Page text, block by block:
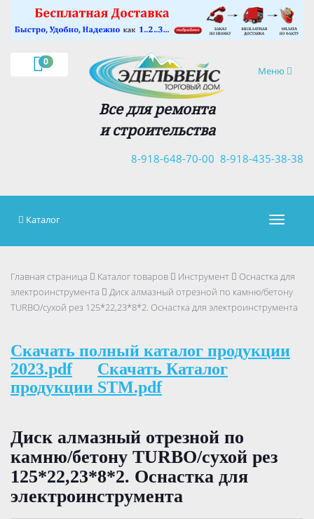
0
Навигация
Меню
Все для ремонта
и строительства
8-918-435-38-38
8-918-648-70-00
×
Каталог
Главная страница Каталог товаров Инструмент
Оснастка для
электроинструмента
Диск алмазный отрезной по камню/бетону
TURBO/сухой рез 125*22,23*8*2. Оснастка для электроинструмента
Скачать полный каталог продукции
2023.pdf
Скачать Каталог
продукции STM.pdf
Диск алмазный отрезной по
камню/бетону TURBO/сухой рез
125*22,23*8*2. Оснастка для
электроинструмента